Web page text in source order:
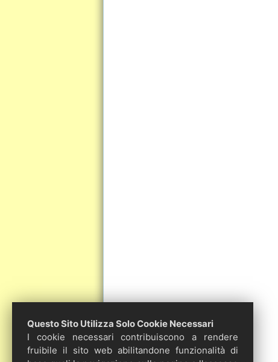
Questo Sito Utilizza Solo Cookie Necessari
I cookie necessari contribuiscono a rendere
fruibile il sito web abilitandone funzionalità di